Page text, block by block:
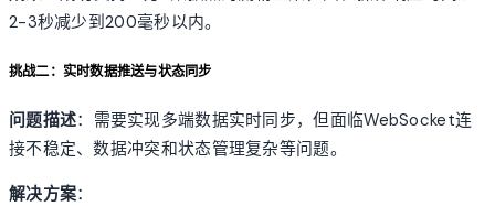
2-3秒减少到200毫秒以内。
挑战二：实时数据推送与状态同步
问题描述：需要实现多端数据实时同步，但面临WebSocket连
接不稳定、数据冲突和状态管理复杂等问题。
解决方案：